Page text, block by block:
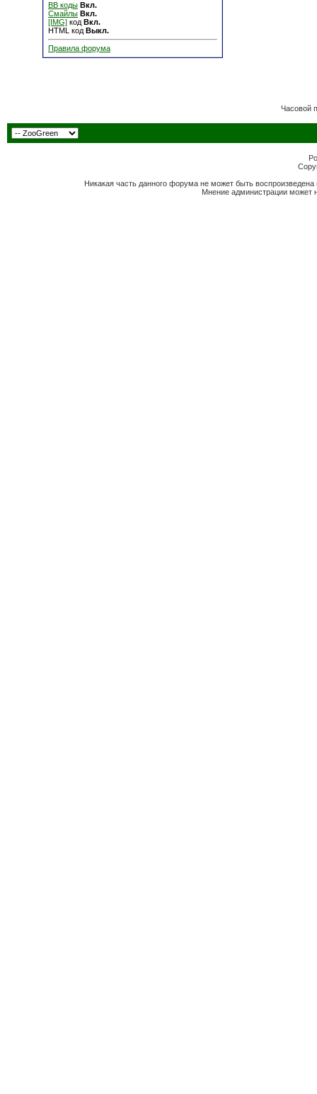
BB коды Вкл.
Смайлы Вкл.
[IMG] код Вкл.
HTML код Выкл.
Правила форума
Часовой
Никакая часть данного форума не может быть
Мнение администрации может